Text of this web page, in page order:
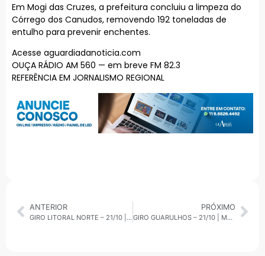
Em Mogi das Cruzes, a prefeitura concluiu a limpeza do
Córrego dos Canudos, removendo 192 toneladas de
entulho para prevenir enchentes.
Acesse aguardiadanoticia.com
OUÇA RÁDIO AM 560 — em breve FM 82.3
REFERÊNCIA EM JORNALISMO REGIONAL
ANTERIOR
GIRO LITORAL NORTE – 21/10 | EMPREGO, SUSTENTABILIDADE E ESPORTE
PRÓXIMO
GIRO GUARULHOS – 21/10 | MEIO AMBIENTE E SEGURANÇA